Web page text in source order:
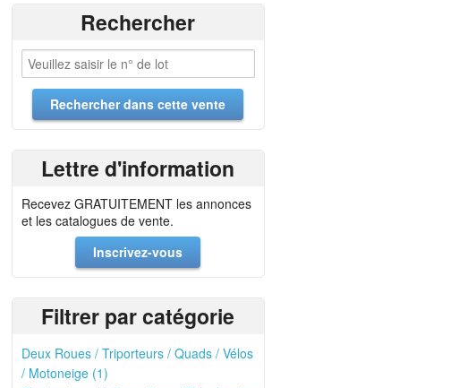
Rechercher
Lettre d'information
Recevez GRATUITEMENT les annonces
et les catalogues de vente.
Inscrivez-vous
Filtrer par catégorie
Deux Roues / Triporteurs / Quads / Vélos
/ Motoneige (1)